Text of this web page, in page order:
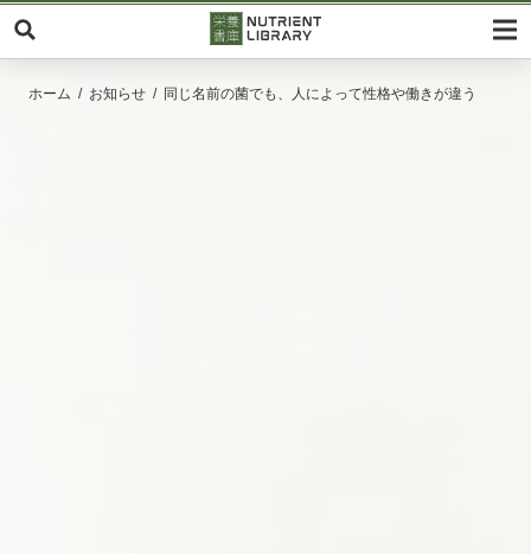
ホーム お知らせ 同じ名前の菌でも、人によって性格や働きが違う